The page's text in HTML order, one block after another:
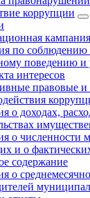
коррупции
по соблюдению
поведению и
интересов
правовые и
о доходах,
о численности
и о
содержание
о